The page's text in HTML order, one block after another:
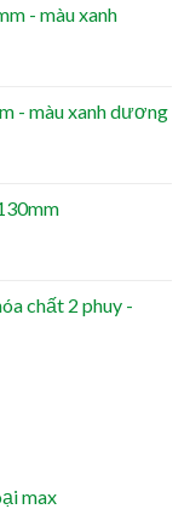
- màu xanh
- màu xanh dương
chất 2 phuy -
max